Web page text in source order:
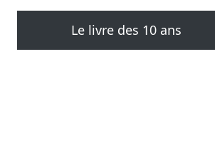
Le livre des 10 ans